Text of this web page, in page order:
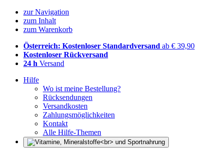
zur Navigation
zum Inhalt
zum Warenkorb
Österreich: Kostenloser Standardversand ab € 39,90
Kostenloser Rückversand
24 h Versand
Hilfe
Wo ist meine Bestellung?
Rücksendungen
Versandkosten
Zahlungsmöglichkeiten
Kontakt
Alle Hilfe-Themen